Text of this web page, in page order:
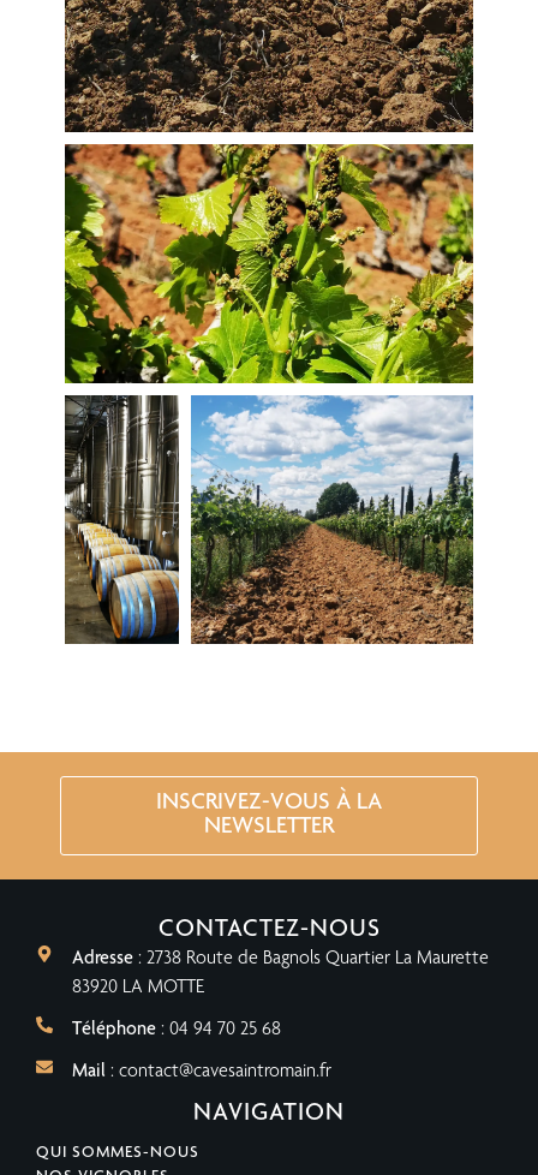
INSCRIVEZ-VOUS À LA
NEWSLETTER
CONTACTEZ-NOUS
Adresse : 2738 Route de Bagnols Quartier La Maurette
83920 LA MOTTE
Téléphone : 04 94 70 25 68
Mail : contact@cavesaintromain.fr
NAVIGATION
QUI SOMMES-NOUS